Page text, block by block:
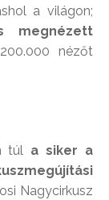
a világon;
megnézett
nézőt
túl a siker a
Nagycirkusz